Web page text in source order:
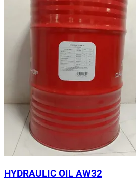
HYDRAULIC OIL AW32